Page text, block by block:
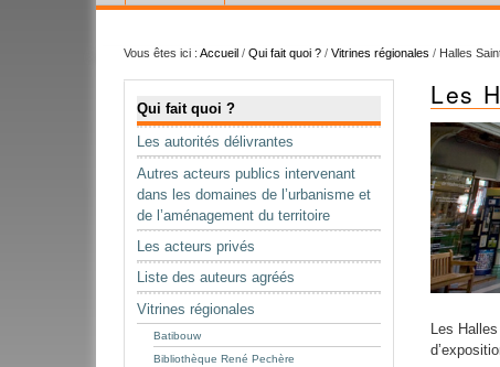
Vous êtes ici : Accueil / Qui fait quoi ? / Vitrines régionales / Halles
Qui fait quoi ?
Les autorités délivrantes
Autres acteurs publics intervenant
dans les domaines de l’urbanisme et
de l’aménagement du territoire
Les acteurs privés
Liste des auteurs agréés
Vitrines régionales
Batibouw
Bibliothèque René Pechère
Les
Les